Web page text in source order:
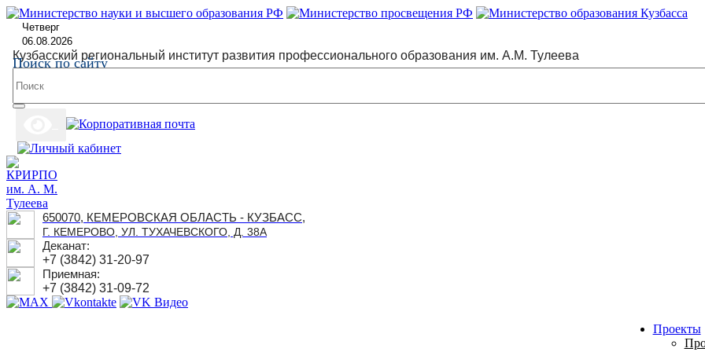
Четверг
06.08.2026
Кузбасский региональный институт развития профессионального образования им. А.М. Тулеева
Поиск по сайту
650070, КЕМЕРОВСКАЯ ОБЛАСТЬ - КУЗБАСС,
Г. КЕМЕРОВО, УЛ. ТУХАЧЕВСКОГО, Д. 38А
Деканат:
+7 (3842) 31-20-97
Приемная:
+7 (3842) 31-09-72
Проекты